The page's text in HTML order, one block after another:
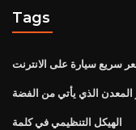
Tags
سريع سيارة على الانترنت
المعدن الذي يأتي من الفضة
الهيكل التنظيمي في كلمة